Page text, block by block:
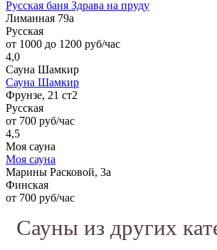
Русская баня Здрава на пруду
Лиманная 79а
Русская
от 1000 до 1200 руб/час
4,0
Сауна Шамкир
Сауна Шамкир
Фрунзе, 21 ст2
Русская
от 700 руб/час
4,5
Моя сауна
Моя сауна
Марины Расковой, 3а
Финская
от 700 руб/час
Сауны из других